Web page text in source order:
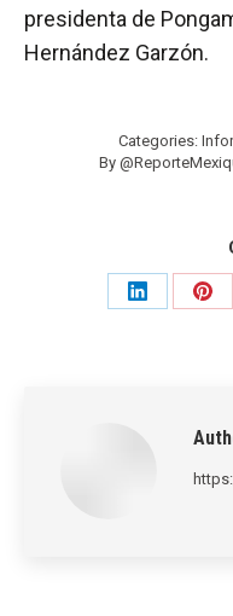
presidenta de
Hernández Garzón.
Categories:
By
Share